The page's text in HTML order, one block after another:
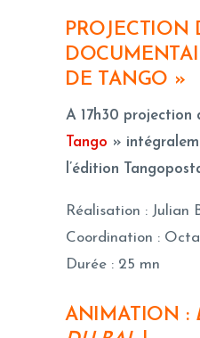
PROJECTION
DE TANGO »
A 17h30 projection
Tango »
l’édition
Réalisation : Julian
Coordination :
Durée : 25 mn
ANIMATION :